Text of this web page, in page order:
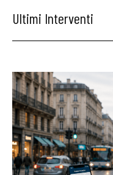
Ultimi Interventi